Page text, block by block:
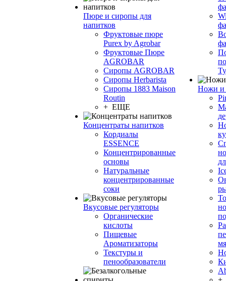
Пюре и сиропы для
напитков
Фруктовые пюре
Purex by Agrobar
Фруктовые Пюре
AGROBAR
Сиропы AGROBAR
Сиропы Herbarista
Сиропы 1883 Maison
Routin
+ ЕЩЕ
Концентраты напитков
Кордиалы
ESSENCE
Концентрированные
основы
Натуральные
концентрированные
соки
Вкусовые регуляторы
Органические
кислоты
Пищевые
Ароматизаторы
Текстуры и
пенообразователи
Ножи и